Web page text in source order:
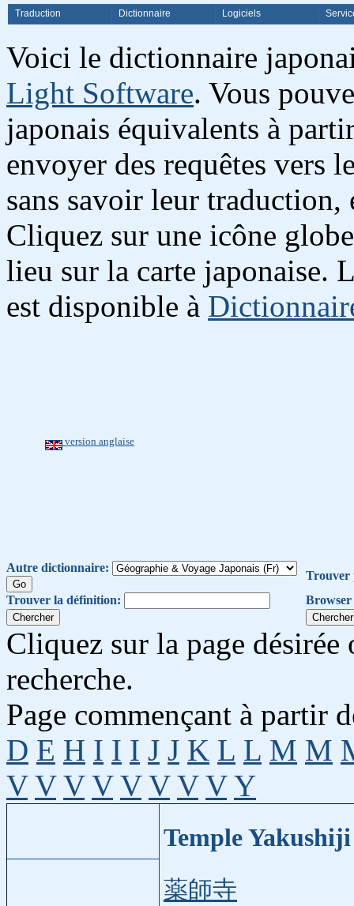
Traduction Dictionnaire Logiciels
Voici le dictionnaire
Light Software. Vous
japonais équivalents à
envoyer des requêtes vers
sans savoir leur
Cliquez sur une icône
lieu sur la carte japonaise.
est disponible à
version anglaise
Autre dictionnaire:
Trouver
Trouver la définition:
Cliquez sur la page
recherche.
Page commençant à partir
D E H I I I J J K L L M M
V V V V V V V V Y
Temple
薬師寺